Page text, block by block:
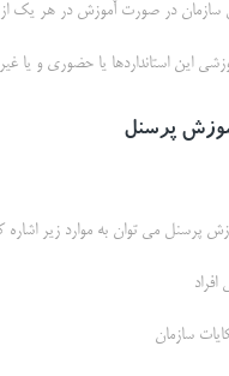
سازمان در صورت آموزش در هر یک از
این استانداردها یا حضوری و یا
پرسنل
پرسنل می توان به موارد زیر اشاره